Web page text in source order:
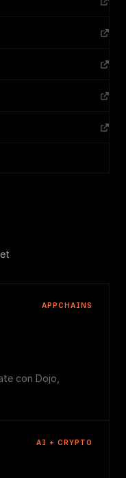
APPCHAINS
con Dojo,
AI + CRYPTO